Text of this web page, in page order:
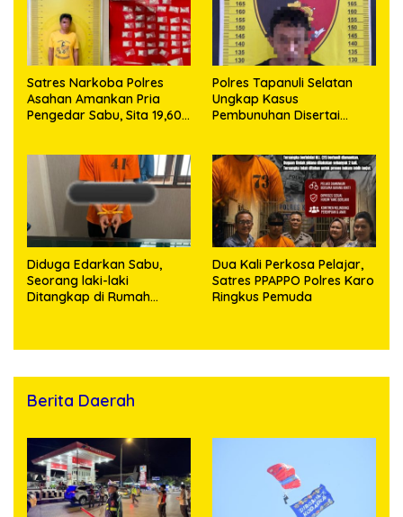
Satres Narkoba Polres
Asahan Amankan Pria
Pengedar Sabu, Sita 19,60
Polres Tapanuli Selatan
Ungkap Kasus
Pembunuhan Disertai
Ditangkap
Diduga Edarkan Sabu,
Seorang laki-laki
Ditangkap di Rumah
Dua Kali Perkosa Pelajar,
Satres PPAPPO Polres Karo
Ringkus Pemuda
Berita Daerah